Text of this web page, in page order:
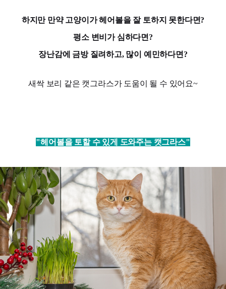
하지만 만약 고양이가 헤어볼을 잘 토하지 못한다면?
평소 변비가 심하다면?
장난감에 금방 질려하고, 많이 예민하다면?
새싹 보리 같은 캣그라스가 도움이 될 수 있어요~
"헤어볼을 토할 수 있게 도와주는 캣그라스"